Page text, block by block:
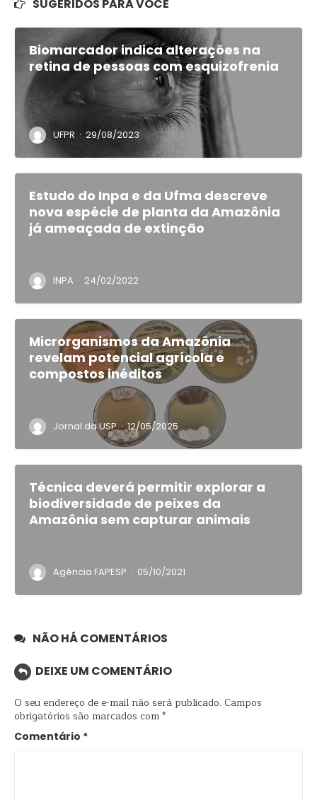
SUGERIDOS PARA VOCÊ
Biomarcador indica alterações na
retina de pessoas com esquizofrenia
UFPR · 29/08/2023
Estudo do Inpa e da Ufma descreve
nova espécie de planta da Amazônia
já ameaçada de extinção
INPA · 24/02/2022
Microrganismos da Amazônia
revelam potencial agrícola e
compostos inéditos
Jornal da USP · 12/05/2025
Técnica deverá permitir explorar a
biodiversidade de peixes da
Amazônia sem capturar animais
Agência FAPESP · 05/10/2021
NÃO HÁ COMENTÁRIOS
DEIXE UM COMENTÁRIO
O seu endereço de e-mail não será publicado. Campos
obrigatórios são marcados com*
Comentário *